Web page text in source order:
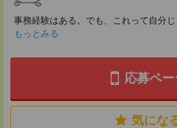
事務経験はある。でも、これって自分
もっとみる
応募ペ
気にな